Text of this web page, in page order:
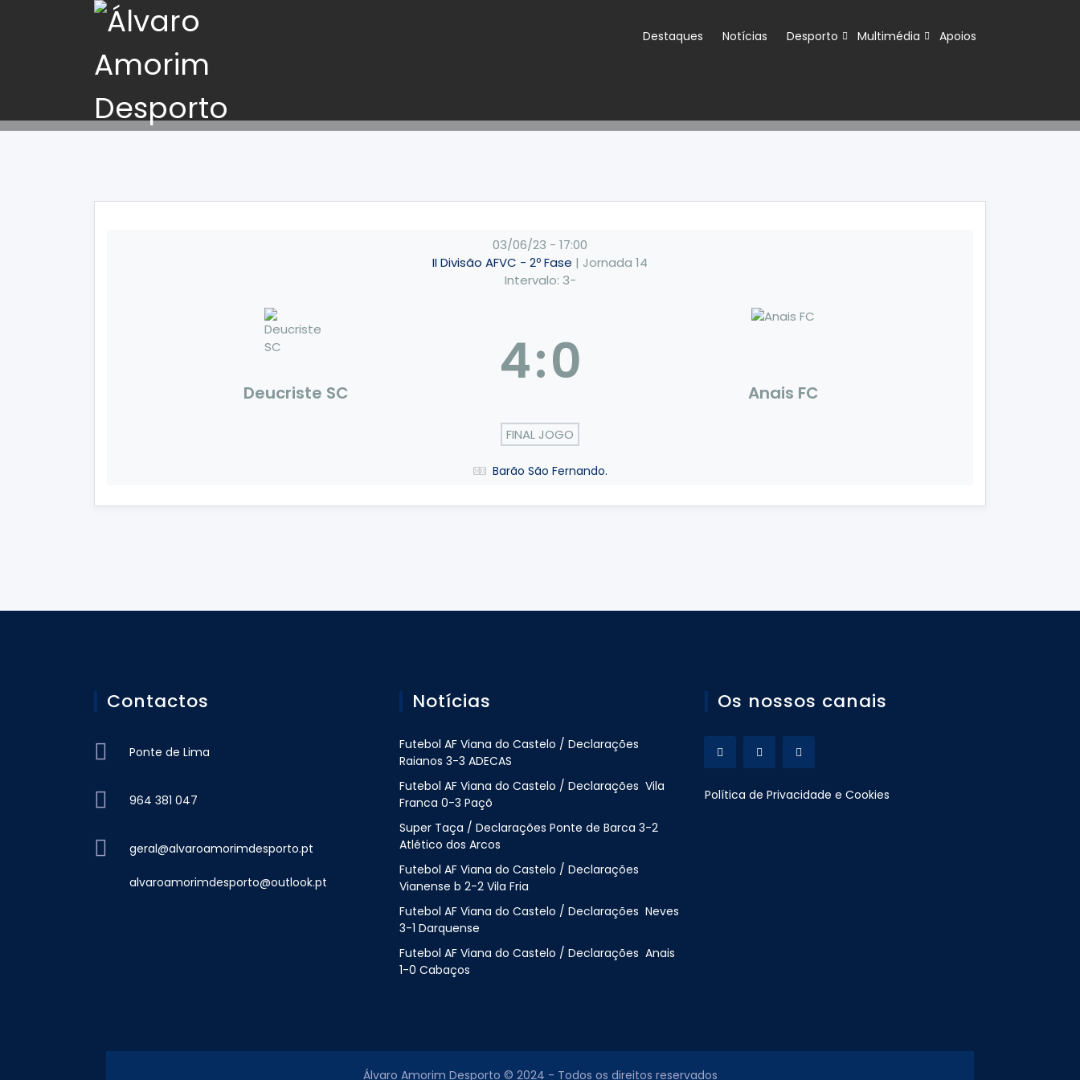
Destaques Notícias Desporto Multimédia Apoios
03/06/23 - 17:00
II Divisão AFVC - 2º Fase | Jornada 14
Intervalo: 3-
Deucriste SC 4:0 Anais FC
FINAL JOGO
Barão São Fernando.
Contactos
Ponte de Lima
964 381 047
geral@alvaroamorimdesporto.pt
alvaroamorimdesporto@outlook.pt
Notícias
Futebol AF Viana do Castelo / Declarações
Raianos 3-3 ADECAS
Futebol AF Viana do Castelo / Declarações Vila
Franca 0-3 Paçõ
Super Taça / Declarações Ponte de Barca 3-2
Atlético dos Arcos
Futebol AF Viana do Castelo / Declarações
Vianense b 2-2 Vila Fria
Futebol AF Viana do Castelo / Declarações Neves
3-1 Darquense
Futebol AF Viana do Castelo / Declarações Anais
1-0 Cabaços
Os nossos canais
Política de Privacidade e Cookies
Álvaro Amorim Desporto © 2024 - Todos os direitos reservados